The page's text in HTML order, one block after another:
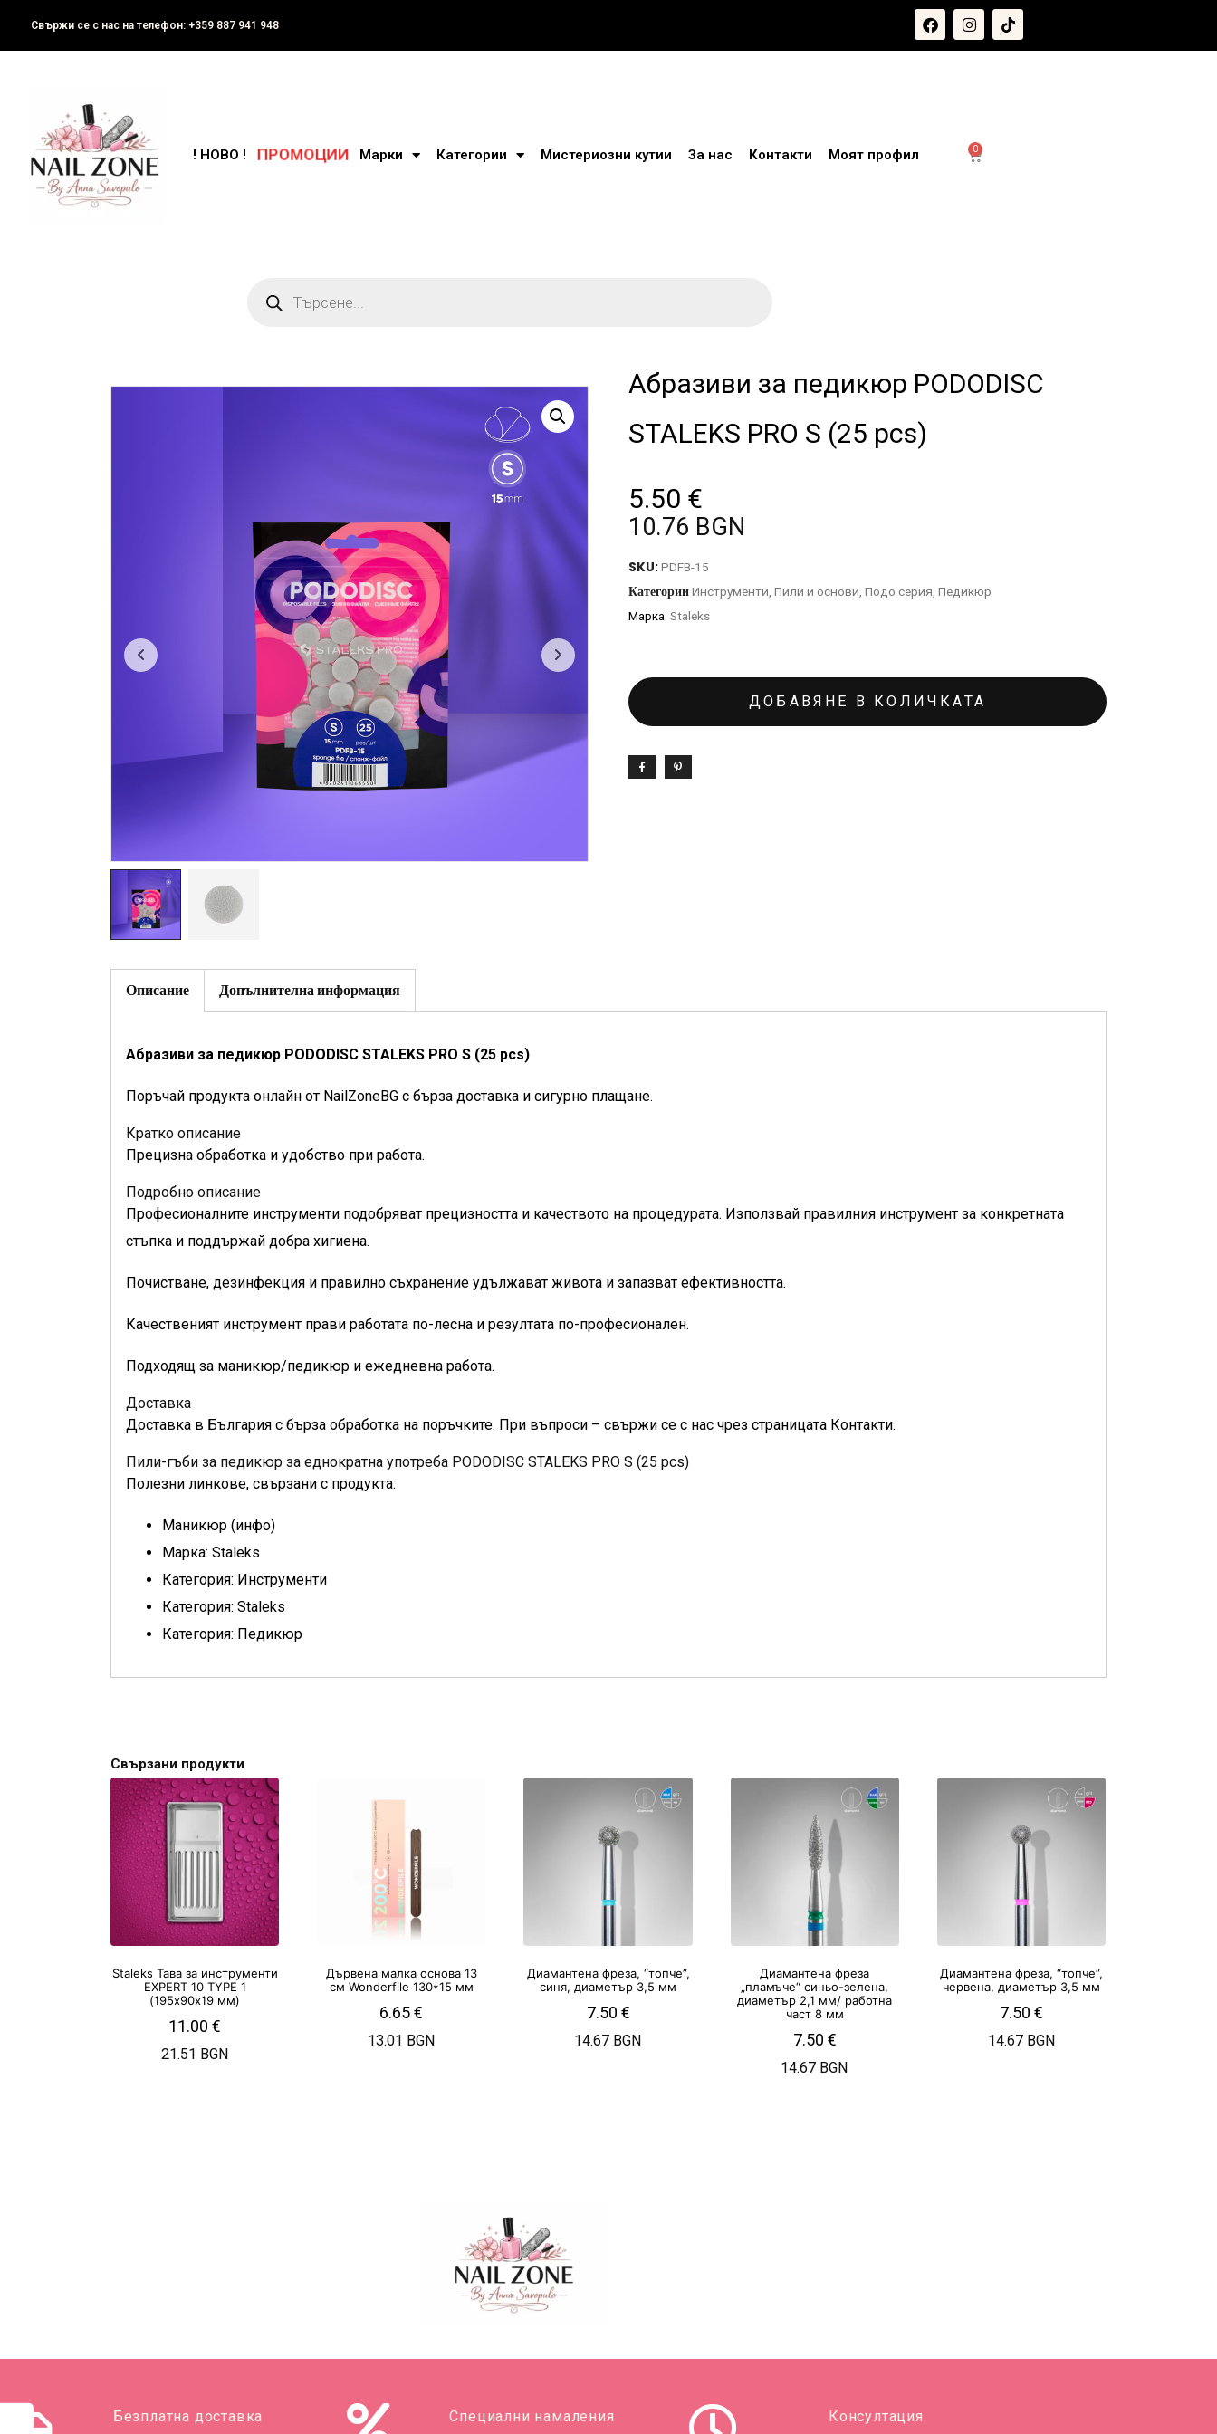
Свържи се с нас на телефон: +359 887 941 948
0
! НОВО ! ПРОМОЦИИ Марки Категории Мистериозни кутии За нас Контакти Моят профил
Абразиви за педикюр PODODISC
STALEKS PRO S (25 pcs)
5.50 €
10.76 BGN
SKU:PDFB-15
КатегорииИнструменти Пили и основи Подо серия Педикюр
Марка: Staleks
ДОБАВЯНЕ В КОЛИЧКАТА
Описание Допълнителна информация
Абразиви за педикюр PODODISC STALEKS PRO S (25 pcs)
Поръчай продукта онлайн от NailZoneBG с бърза доставка и сигурно плащане.
Кратко описание
Прецизна обработка и удобство при работа.
Подробно описание
Професионалните инструменти подобряват прецизността и качеството на процедурата. Използвай правилния инструмент за конкретната
стъпка и поддържай добра хигиена.
Почистване, дезинфекция и правилно съхранение удължават живота и запазват ефективността.
Качественият инструмент прави работата по-лесна и резултата по-професионален.
Подходящ за маникюр/педикюр и ежедневна работа.
Доставка
Доставка в България с бърза обработка на поръчките. При въпроси – свържи се с нас чрез страницата Контакти.
Пили-гъби за педикюр за еднократна употреба PODODISC STALEKS PRO S (25 pcs)
Полезни линкове, свързани с продукта:
Маникюр (инфо)
Марка: Staleks
Категория: Инструменти
Категория: Staleks
Категория: Педикюр
Свързани продукти
Staleks Тава за инструменти
EXPERT 10 TYPE 1
(195х90х19 мм)
11.00€
21.51 BGN
Дървена малка основа 13
см Wonderfile 130*15 мм
6.65€
13.01 BGN
Диамантена фреза, “топче”,
синя, диаметър 3,5 мм
7.50 €
14.67 BGN
Диамантена фреза
„пламъче“ синьо-зелена,
диаметър 2,1 мм/ работна
част 8 мм
7.50 €
14.67 BGN
Диамантена фреза, “топче”,
червена, диаметър 3,5 мм
7.50€
14.67 BGN
Безплатна доставка Специални намаления Консултация